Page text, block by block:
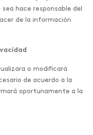
hace responsable del
de la información
o modificará
de acuerdo a la
oportunamente a la